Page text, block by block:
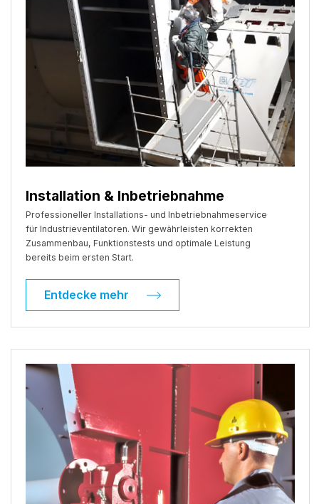
Installation & Inbetriebnahme
Professioneller Installations- und Inbetriebnahmeservice
für Industrieventilatoren. Wir gewährleisten korrekten
Zusammenbau, Funktionstests und optimale Leistung
bereits beim ersten Start.
Entdecke mehr